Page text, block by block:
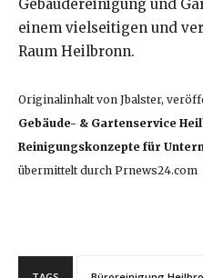
Gebäudereinigung und
einem vielseitigen und
Raum Heilbronn.
Originalinhalt von Jbalster,
Gebäude- & Gartenservice
Reinigungskonzepte für
übermittelt durch Prnews24.com